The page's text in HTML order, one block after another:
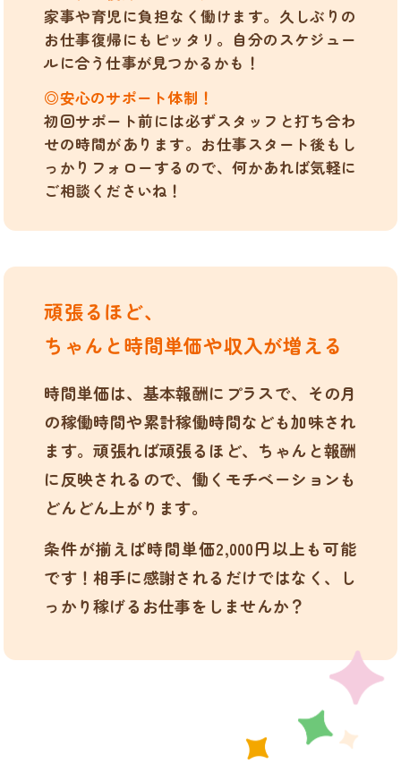
家事や育児に負担なく働けます。久しぶりの
お仕事復帰にもピッタリ。自分のスケジュー
ルに合う仕事が見つかるかも！
◎安心のサポート体制！
初回サポート前には必ずスタッフと打ち合わ
せの時間があります。お仕事スタート後もし
っかりフォローするので、何かあれば気軽に
ご相談くださいね！
頑張るほど、
ちゃんと時間単価や収入が増える
時間単価は、基本報酬にプラスで、その月
の稼働時間や累計稼働時間なども加味され
ます。頑張れば頑張るほど、ちゃんと報酬
に反映されるので、働くモチベーションも
どんどん上がります。
条件が揃えば時間単価2,000円以上も可能
です！相手に感謝されるだけではなく、し
っかり稼げるお仕事をしませんか？